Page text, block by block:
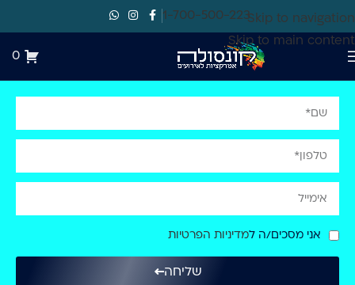
Skip to navigation
Skip to main content
1-700-500-223
0
אני מסכים/ה למדיניות הפרטיות
שליחה